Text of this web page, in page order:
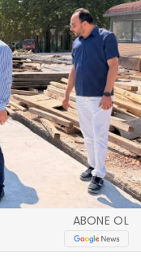
ABONE OL